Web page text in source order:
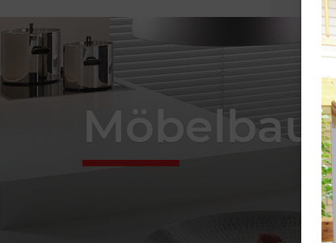
Möbelbau